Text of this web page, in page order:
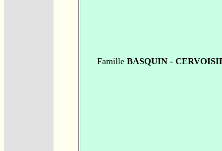
FamilleBASQUIN -